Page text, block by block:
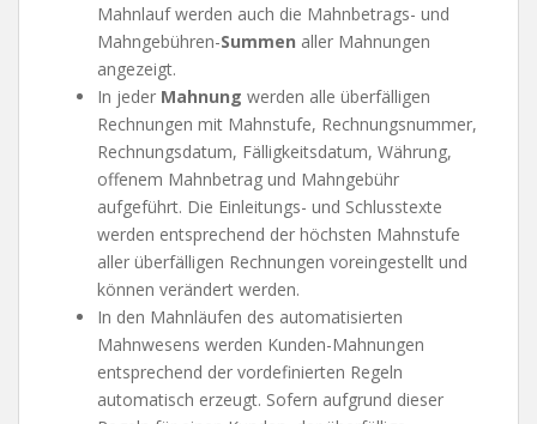
Mahnlauf werden auch die Mahnbetrags- und
Mahngebühren-Summen aller Mahnungen
angezeigt.
In jeder Mahnung werden alle überfälligen
Rechnungen mit Mahnstufe, Rechnungsnummer,
Rechnungsdatum, Fälligkeitsdatum, Währung,
offenem Mahnbetrag und Mahngebühr
aufgeführt. Die Einleitungs- und Schlusstexte
werden entsprechend der höchsten Mahnstufe
aller überfälligen Rechnungen voreingestellt und
können verändert werden.
In den Mahnläufen des automatisierten
Mahnwesens werden Kunden-Mahnungen
entsprechend der vordefinierten Regeln
automatisch erzeugt. Sofern aufgrund dieser